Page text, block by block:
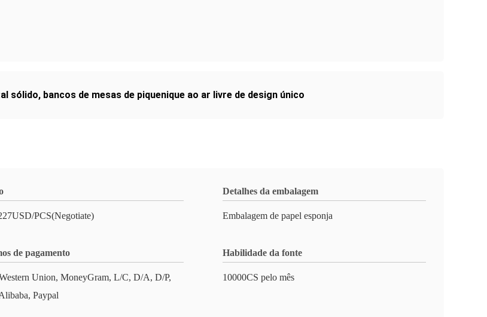
sólido, bancos de mesas de piquenique ao ar livre de design único
PCS(Negotiate)
Detalhes da embalagem
Embalagem de papel esponja
de pagamento
Union, MoneyGram, L/C, D/A, D/P,
Paypal
Habilidade da fonte
10000CS pelo mês